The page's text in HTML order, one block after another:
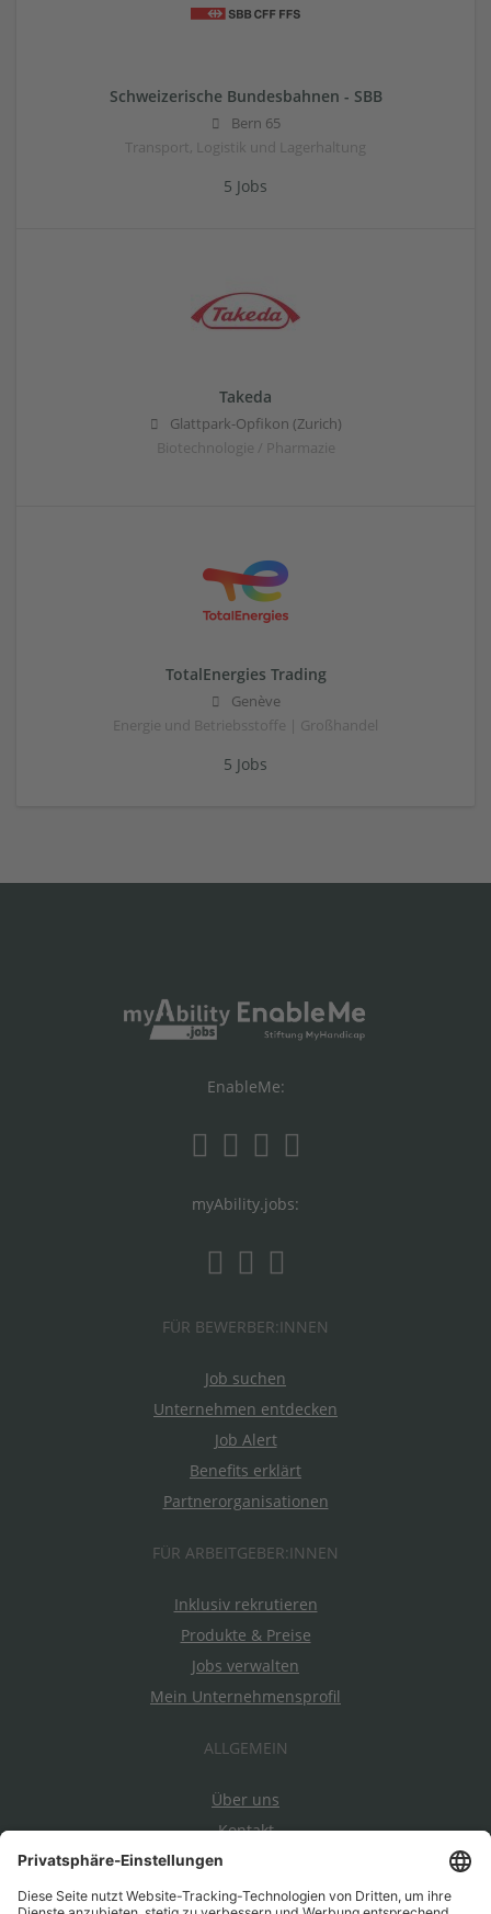
Schweizerische Bundesbahnen - SBB
Bern 65
Transport, Logistik und Lagerhaltung
5 Jobs
Takeda
Glattpark-Opfikon (Zurich)
Biotechnologie / Pharmazie
TotalEnergies Trading
Genève
Energie und Betriebsstoffe | Großhandel
5 Jobs
EnableMe:
myAbility.jobs:
FÜR BEWERBER:INNEN
Job suchen
Unternehmen entdecken
Job Alert
Benefits erklärt
Partnerorganisationen
FÜR ARBEITGEBER:INNEN
Inklusiv rekrutieren
Produkte & Preise
Jobs verwalten
Mein Unternehmensprofil
ALLGEMEIN
Über uns
Kontakt
Datenschutz
Impressum